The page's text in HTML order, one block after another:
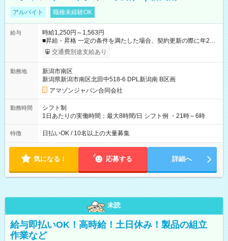
アルバイト 職種未経験OK
給与
時給1,250円～1,563円
■昇給・昇格 一定の条件を満たした場合、契約更新の際に年2回
まで昇給の機会があります。 ■正社員登用制度あり ※月末締/翌
月25日支払い ※時間外手当、別途支給 ※深夜割増賃金 (22:00～
☆Amazon直雇用で安定して働けます！ 【試用期間】試用期間
あり 試用期間の長さ：1週間 雇用形態、給与は本採用時と同じ
です。
交通費別途支給あり
勤務地
新潟市南区
新潟県新潟市南区北田中518-6 DPL新潟南 B区画
アマゾンジャパン合同会社
勤務時間
シフト制
1日あたりの実働時間：最大8時間/日 シフト例 ・21時～6時
特徴 日払いOK / 10名以上の大量募集
気になる！ 応募する 詳細へ
未読
給与即払いOK！高時給！土日休み！製品の組立
作業など